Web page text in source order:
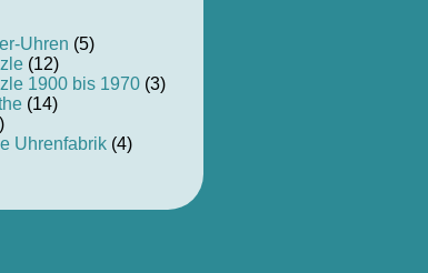
Uhren (5)
(12)
1900 bis 1970 (3)
(14)
Uhrenfabrik (4)